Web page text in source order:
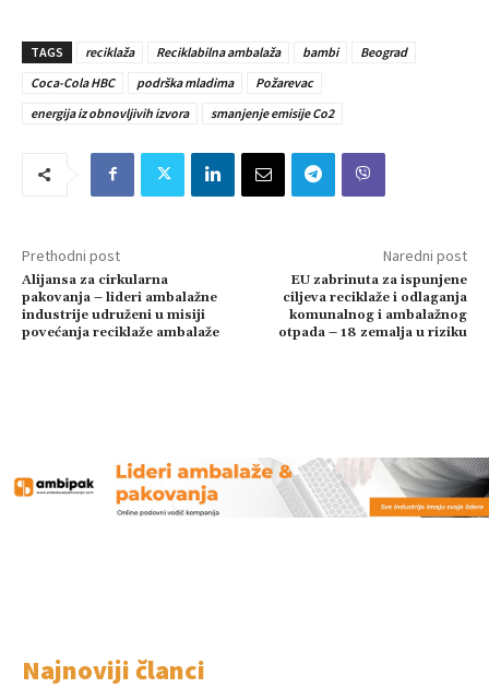
TAGS reciklaža Reciklabilna ambalaža bambi
Beograd
Coca-Cola HBC
podrška mladima
Požarevac
energija iz obnovljivih izvora
smanjenje emisije Co2
Prethodni post
Alijansa za cirkularna
pakovanja – lideri ambalažne
industrije udruženi u misiji
povećanja reciklaže ambalaže
Naredni post
EU zabrinuta za ispunjene
ciljeva reciklaže i odlaganja
komunalnog i ambalažnog
otpada – 18 zemalja u riziku
Najnoviji članci